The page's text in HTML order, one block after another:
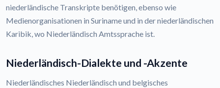
niederländische Transkripte benötigen, ebenso wie
Medienorganisationen in Suriname und in der niederländischen
Karibik, wo Niederländisch Amtssprache ist.
Niederländisch-Dialekte und -Akzente
Niederländisches Niederländisch und belgisches